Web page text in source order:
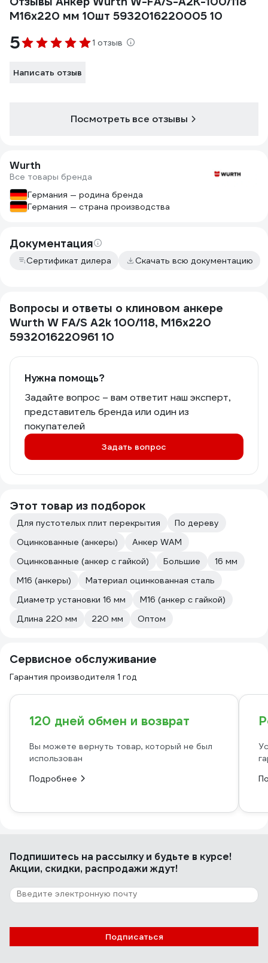
M16x220 мм 10шт 5932016220005 10
5 1 отзыв
Написать отзыв
Посмотреть все отзывы
Wurth
Все товары бренда
Германия — родина бренда
Германия — страна производства
Документация
Сертификат дилера Скачать всю документацию
Вопросы и ответы о клиновом анкере
Wurth W FA/S A2k 100/118, M16x220
5932016220961 10
Нужна помощь?
Задайте вопрос – вам ответит наш эксперт,
представитель бренда или один из
покупателей
Задать вопрос
Этот товар из подборок
Для пустотелых плит перекрытия
По дереву
Оцинкованные (анкеры)
Анкер WAM
Оцинкованные (анкер с гайкой)
Большие
16 мм
М16 (анкеры)
Материал оцинкованная сталь
Диаметр установки 16 мм
М16 (анкер с гайкой)
Длина 220 мм
220 мм Оптом
Сервисное обслуживание
Гарантия производителя 1 год
120 дней обмен и возврат
Вы можете вернуть товар, который не был
использован
Подробнее
Подпишитесь на рассылкуи будьте в курсе!
Акции, скидки, распродажи ждут!
Подписаться